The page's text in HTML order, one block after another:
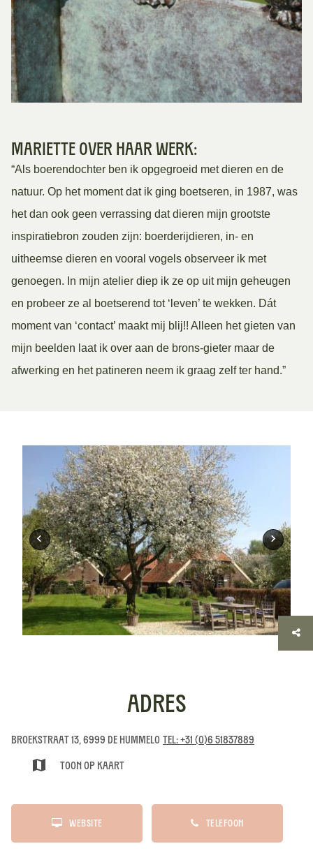
Mariette over haar werk:
“Als boerendochter ben ik opgegroeid met dieren en de
natuur. Op het moment dat ik ging boetseren, in 1987, was
het dan ook geen verrassing dat dieren mijn grootste
inspiratiebron zouden zijn: boerderijdieren, in- en
uitheemse dieren en vooral vogels observeer ik met
genoegen. In mijn atelier diep ik ze op uit mijn geheugen
en probeer ze al boetserend tot ‘leven’ te wekken. Dát
moment van ‘contact’ maakt mij blij!! Alleen het gieten van
mijn beelden laat ik over aan de brons-gieter maar de
afwerking en het patineren neem ik graag zelf ter hand.”
Adres
Broekstraat 13, 6999 DE Hummelo Tel: +31 (0)6 51837889
Toon op kaart
Website Telefoon